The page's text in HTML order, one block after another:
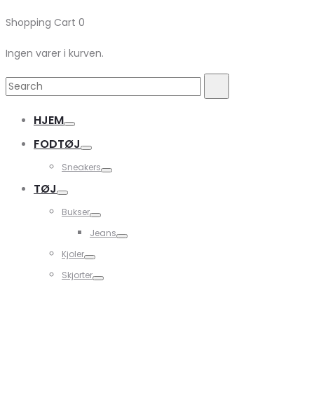
Shopping Cart 0
Ingen varer i kurven.
Search
HJEM
FODTØJ
Sneakers
TØJ
Bukser
Jeans
Kjoler
Skjorter